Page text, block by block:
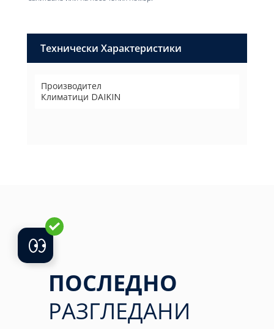
Технически Характеристики
Производител
Климатици DAIKIN
ПОСЛЕДНО
РАЗГЛЕДАНИ